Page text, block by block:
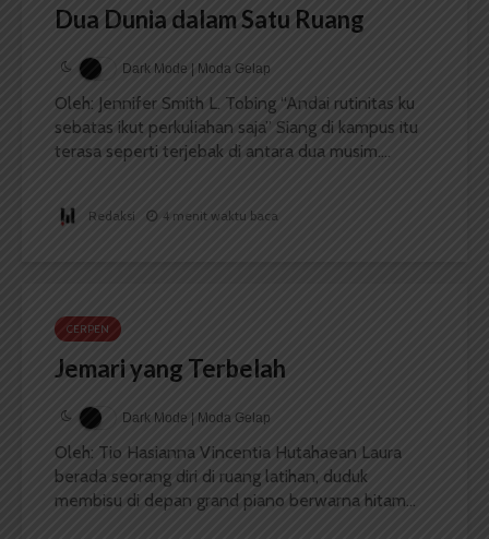
Dua Dunia dalam Satu Ruang
Dark Mode | Moda Gelap
Oleh: Jennifer Smith L. Tobing “Andai rutinitas ku
sebatas ikut perkuliahan saja” Siang di kampus itu
terasa seperti terjebak di antara dua musim....
Redaksi 4 menit waktu baca
CERPEN
Jemari yang Terbelah
Dark Mode | Moda Gelap
Oleh: Tio Hasianna Vincentia Hutahaean Laura
berada seorang diri di ruang latihan, duduk
membisu di depan grand piano berwarna hitam...